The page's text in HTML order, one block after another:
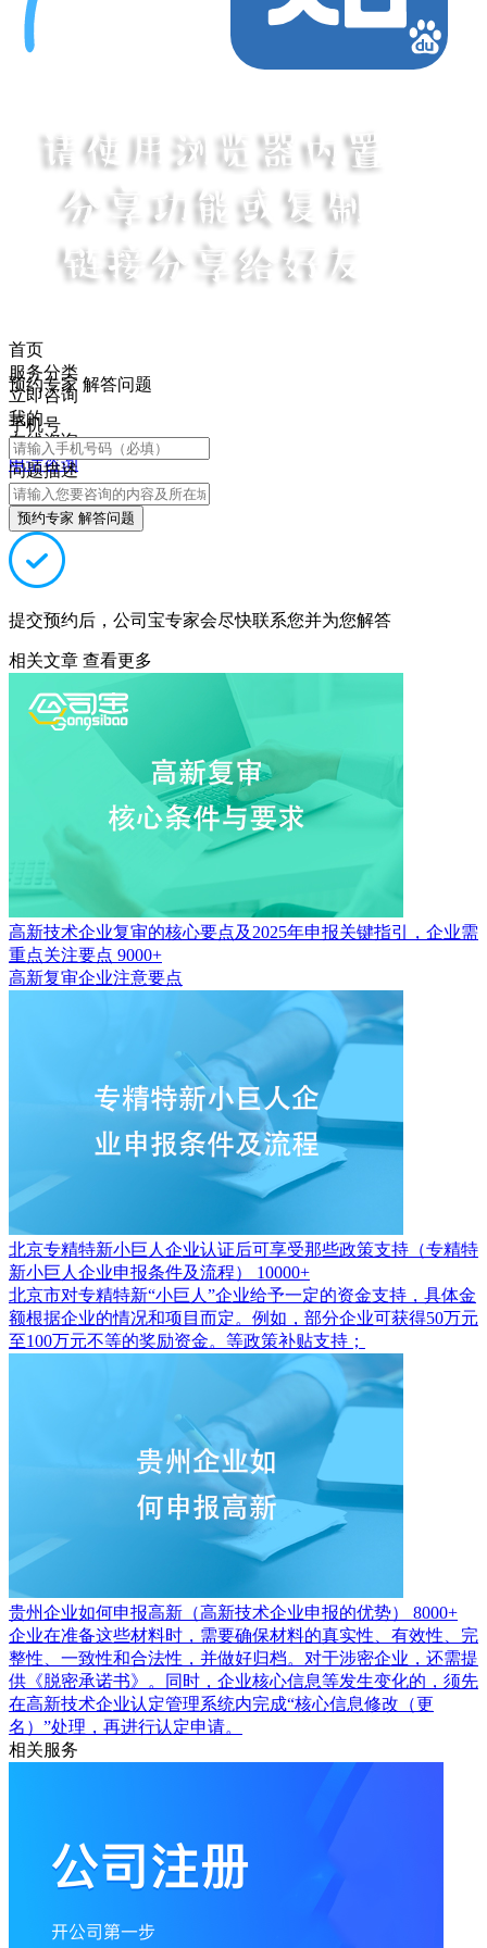
首页
服务分类
立即咨询
我的
在线咨询
电话咨询
预约专家 解答问题
手机号
问题描述
预约专家 解答问题
提交预约后，公司宝专家会尽快联系您并为您解答
相关文章 查看更多
高新技术企业复审的核心要点及2025年申报关键指引，企业需
重点关注要点 9000+
高新复审企业注意要点
北京专精特新小巨人企业认证后可享受那些政策支持（专精特
新小巨人企业申报条件及流程）
10000+
北京市对专精特新“小巨人”企业给予一定的资金支持，具体金
额根据企业的情况和项目而定。例如，部分企业可获得50万元
至100万元不等的奖励资金。等政策补贴支持；
贵州企业如何申报高新（高新技术企业申报的优势）
8000+
企业在准备这些材料时，需要确保材料的真实性、有效性、完
整性、一致性和合法性，并做好归档。对于涉密企业，还需提
供《脱密承诺书》。同时，企业核心信息等发生变化的，须先
在高新技术企业认定管理系统内完成“核心信息修改（更
名）”处理，再进行认定申请。
相关服务